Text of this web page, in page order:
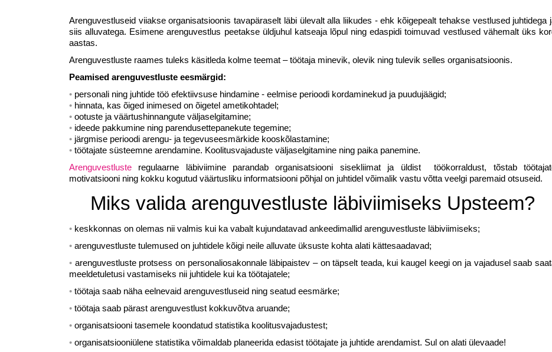
Arenguvestluseid viiakse organisatsioonis tavapäraselt läbi ülevalt alla liikudes - ehk kõigepealt tehakse vestlused juhtidega
siis alluvatega. Esimene arenguvestlus peetakse üldjuhul katseaja lõpul ning edaspidi toimuvad vestlused vähemalt üks
aastas.
Arenguvestluste raames tuleks käsitleda kolme teemat – töötaja minevik, olevik ning tulevik selles organisatsioonis.
Peamised arenguvestluste eesmärgid:
personali ning juhtide töö efektiivsuse hindamine - eelmise perioodi kordaminekud ja puudujäägid;
hinnata, kas õiged inimesed on õigetel ametikohtadel;
ootuste ja väärtushinnangute väljaselgitamine;
ideede pakkumine ning parendusettepanekute tegemine;
järgmise perioodi arengu- ja tegevuseesmärkide kooskõlastamine;
töötajate süsteemne arendamine. Koolitusvajaduste väljaselgitamine ning paika panemine.
Arenguvestluste regulaarne läbiviimine parandab organisatsiooni sisekliimat ja üldist töökorraldust, tõstab
motivatsiooni ning kokku kogutud väärtusliku informatsiooni põhjal on juhtidel võimalik vastu võtta veelgi paremaid otsuseid.
Miks valida arenguvestluste läbiviimiseks Upsteem?
keskkonnas on olemas nii valmis kui ka vabalt kujundatavad ankeedimallid arenguvestluste läbiviimiseks;
arenguvestluste tulemused on juhtidele kõigi neile alluvate üksuste kohta alati kättesaadavad;
arenguvestluste protsess on personaliosakonnale läbipaistev – on täpselt teada, kui kaugel keegi on ja vajadusel saab
meeldetuletusi vastamiseks nii juhtidele kui ka töötajatele;
töötaja saab näha eelnevaid arenguvestluseid ning seatud eesmärke;
töötaja saab pärast arenguvestlust kokkuvõtva aruande;
organisatsiooni tasemele koondatud statistika koolitusvajadustest;
organisatsiooniülene statistika võimaldab planeerida edasist töötajate ja juhtide arendamist. Sul on alati ülevaade!
LIITU UUDISKIRJAGA
Ära jää ilma uudistest ja põnevatest lugudest
Ei, tänan
Liitun